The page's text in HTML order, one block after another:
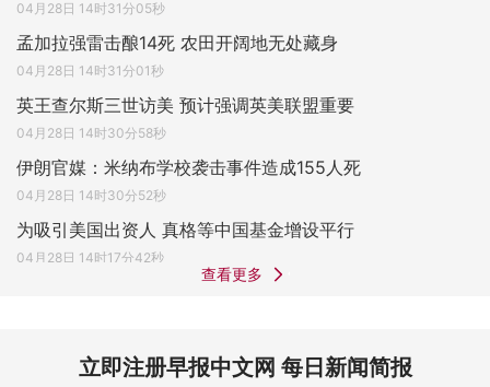
04月28日 14时31分05秒
孟加拉强雷击酿14死 农田开阔地无处藏身
04月28日 14时31分01秒
英王查尔斯三世访美 预计强调英美联盟重要
04月28日 14时30分58秒
伊朗官媒：米纳布学校袭击事件造成155人死
04月28日 14时30分52秒
为吸引美国出资人 真格等中国基金增设平行
04月28日 14时17分42秒
查看更多
立即注册早报中文网 每日新闻简报